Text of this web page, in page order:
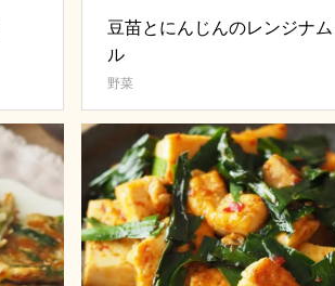
豆苗とにんじんのレンジナム
ル
野菜